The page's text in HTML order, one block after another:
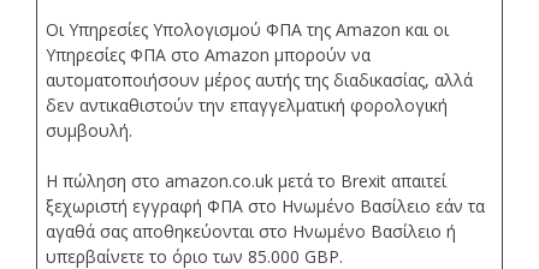
Οι Υπηρεσίες Υπολογισμού ΦΠΑ της Amazon και οι
Υπηρεσίες ΦΠΑ στο Amazon μπορούν να
αυτοματοποιήσουν μέρος αυτής της διαδικασίας, αλλά
δεν αντικαθιστούν την επαγγελματική φορολογική
συμβουλή.
Η πώληση στο amazon.co.uk μετά το Brexit απαιτεί
ξεχωριστή εγγραφή ΦΠΑ στο Ηνωμένο Βασίλειο εάν τα
αγαθά σας αποθηκεύονται στο Ηνωμένο Βασίλειο ή
υπερβαίνετε το όριο των 85.000 GBP.